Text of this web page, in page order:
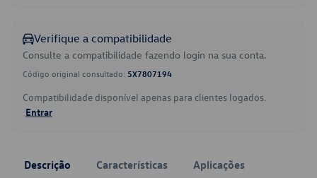
Verifique a compatibilidade
Consulte a compatibilidade fazendo login na sua conta.
Código original consultado: 5X7807194
Compatibilidade disponível apenas para clientes logados.
Entrar
Descrição Características Aplicações